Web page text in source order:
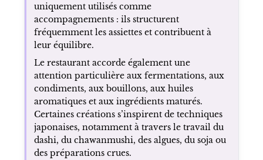
uniquement utilisés comme
accompagnements : ils structurent
fréquemment les assiettes et contribuent à
leur équilibre.
Le restaurant accorde également une
attention particulière aux fermentations, aux
condiments, aux bouillons, aux huiles
aromatiques et aux ingrédients maturés.
Certaines créations s’inspirent de techniques
japonaises, notamment à travers le travail du
dashi, du chawanmushi, des algues, du soja ou
des préparations crues.